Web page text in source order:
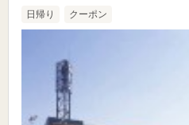
日帰り クーポン